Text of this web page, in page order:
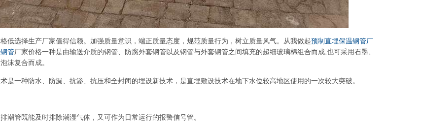
低选择生产厂家值得信赖。加强质量意识，端正质量态度，规范质量行为，树立质量风气。从我做起预制直埋保温钢管厂
管厂家价格一种是由输送介质的钢管、防腐外套钢管以及钢管与外套钢管之间填充的超细玻璃棉组合而成,也可采用石墨、
沫复合而成。
是一种防水、防漏、抗渗、抗压和全封闭的埋设新技术，是直埋敷设技术在地下水位较高地区使用的一次较大突破。
排潮管既能及时排除潮湿气体，又可作为日常运行的报警信号管。